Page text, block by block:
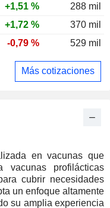
en vacunas que
vacunas profilácticas
cubrir necesidades
un enfoque altamente
su amplia experiencia
+1,51 %
288 mil
+1,72 %
370 mil
-0,79 % 529 mil
Más cotizaciones